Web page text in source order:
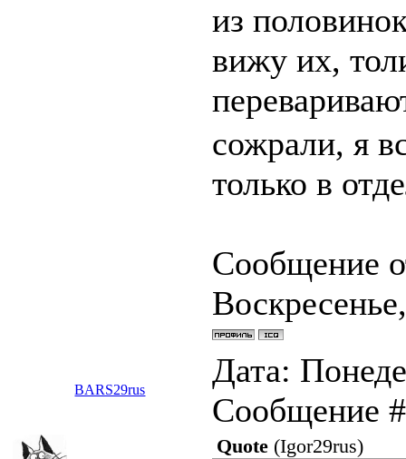
из
вижу их,
сожрали, я
только в
Сообщение
BARS29rus
Дата:
Сообщение
Quote(Igor29rus)